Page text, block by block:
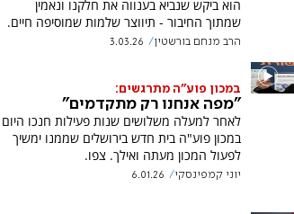
הוא ביקש שנביא בענווה את חלקנו ונאמין
שמתוך החיבור - תיווצר שלמות שמוסיפה חיים.
הרב מנחם בורשטין 3.03.26
במכון פוע"ה מתרגשים:
"מפה אנחנו רק מתקדמים"
לאחר למעלה משלושים שנות פעילות חנכו היום
במכון פוע"ה בית חדש בירושלים שממנו ימשיך
לפעול המכון מעתה ואילך. צפו.
יוני קמפינסקי 6.01.26